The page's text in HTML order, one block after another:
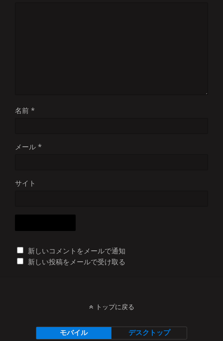
名前 *
メール *
サイト
新しいコメントをメールで通知
新しい投稿をメールで受け取る
トップに戻る
モバイル デスクトップ